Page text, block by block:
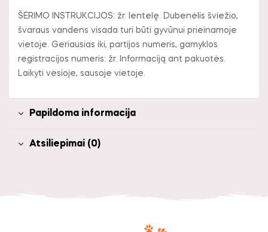
ŠĖRIMO INSTRUKCIJOS: žr. lentelę. Dubenėlis šviežio,
švaraus vandens visada turi būti gyvūnui prieinamoje
vietoje. Geriausias iki, partijos numeris, gamyklos
registracijos numeris: žr. Informaciją ant pakuotės.
Laikyti vėsioje, sausoje vietoje.
Papildoma informacija
Atsiliepimai (0)